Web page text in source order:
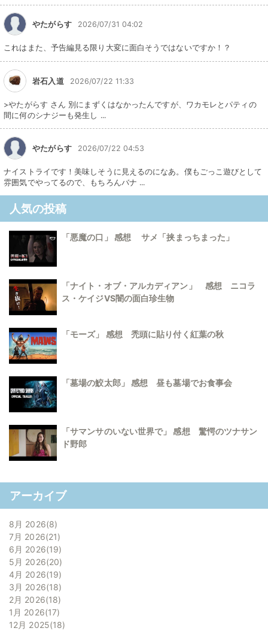
やたがらす 2026/07/31 04:02
これはまた、予告編見る限り大変に面白そうではないですか！？
岩石入道 2026/07/22 11:33
>やたがらす さん 別にまずくはなかったんですが、ワカモレとパティの
間に何のシナジーも発生し ...
やたがらす 2026/07/22 04:53
ナイストライです！美味しそうに見えるのになあ。僕もごっこ遊びとして
雰囲気でやってるので、もちろんバナ ...
人気の投稿
「悪魔の口」 感想 サメ「挟まっちまった」
「ナイト・オブ・アルカディアン」 感想 ニコラ
ス・ケイジVS闇の面白珍生物
「モーズ」 感想 禿頭に貼り付く紅葉の秋
「墓場の鮫太郎」 感想 昼も墓場でお食事会
「サマンサのいない世界で」 感想 驚愕のツナサン
ド野郎
アーカイブ
8月 2026 8
7月 2026 21
6月 2026 19
5月 2026 20
4月 2026 19
3月 2026 18
2月 2026 18
1月 2026 17
12月 2025 18